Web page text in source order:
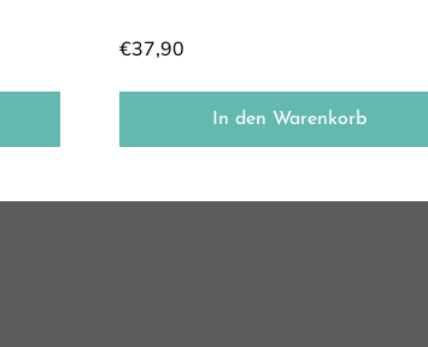
€37,90
In den Warenkorb